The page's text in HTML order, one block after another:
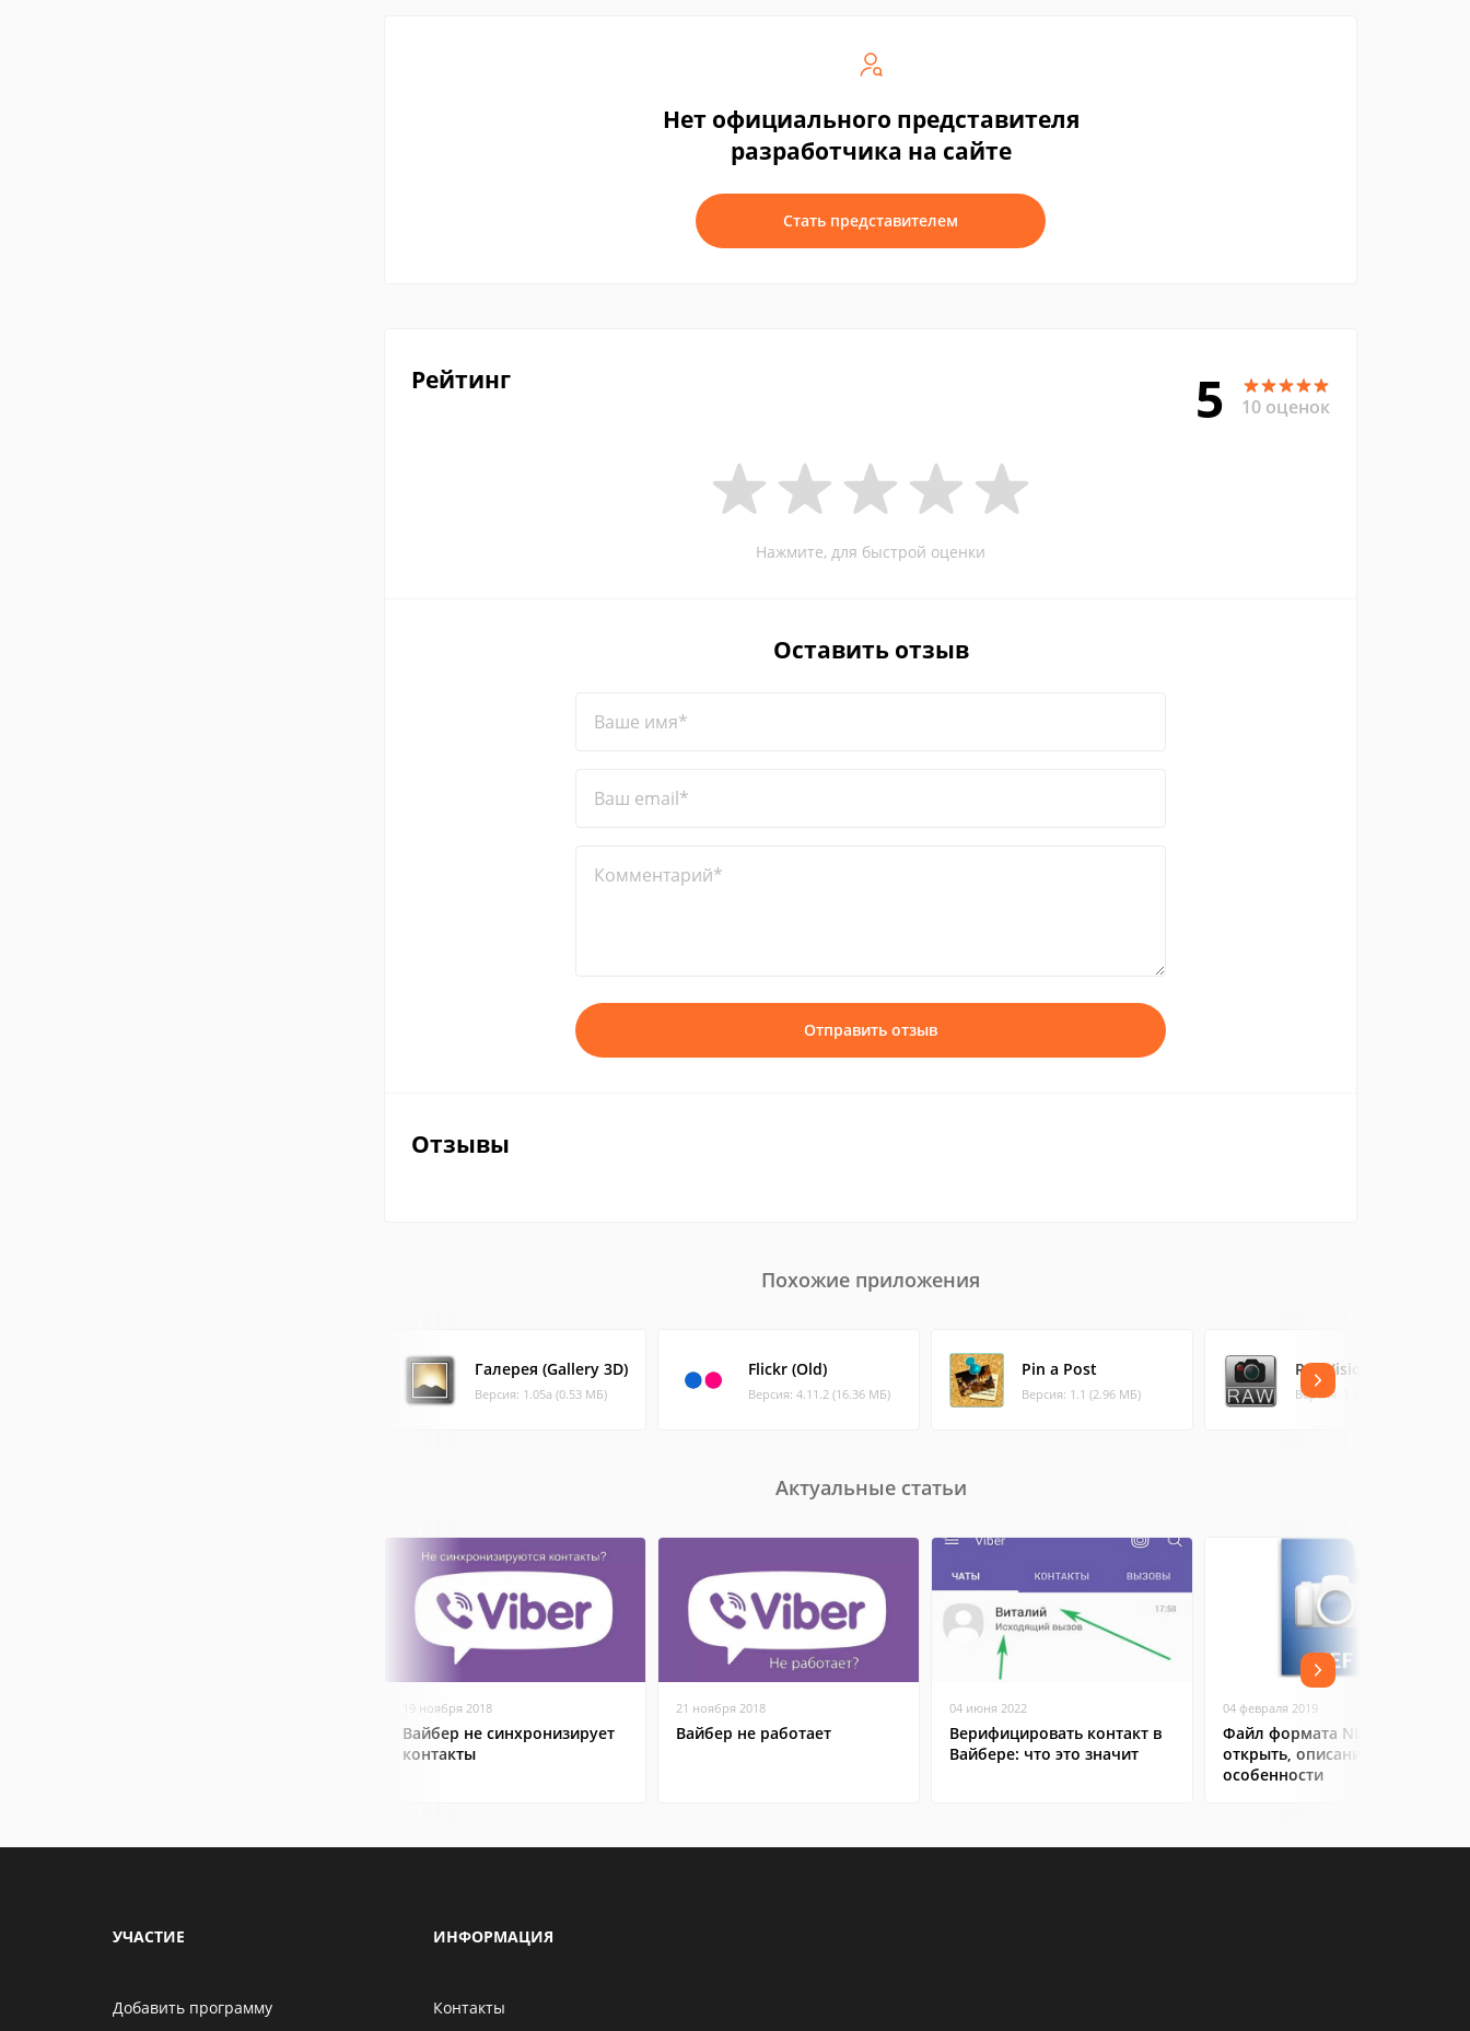
Нет официального представителя
разработчика на сайте
Стать представителем
Рейтинг 5 10 оценок
Нажмите, для быстрой оценки
Оставить отзыв
Ваше имя*
Ваш email*
Комментарий*
Отправить отзыв
Отзывы
Похожие приложения
Галерея (Gallery 3D)
Версия: 1.05a (0.53 МБ)
Flickr (Old)
Версия: 4.11.2 (16.36 МБ)
Pin a Post
Версия: 1.1 (2.96 МБ)
RawVisionDemo
Версия: 1.6.14 (21.63 МБ)
Актуальные статьи
19 ноября 2018
Вайбер не синхронизирует
контакты
21 ноября 2018
Вайбер не работает
04 июня 2022
Верифицировать контакт в
Вайбере: что это значит
04 февраля 2019
Файл формата NEF: чем
открыть, описание,
особенности
УЧАСТИЕ
Добавить программу
ИНФОРМАЦИЯ
Контакты